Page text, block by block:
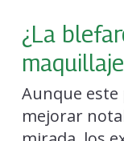
¿La
Aunque
mejorar